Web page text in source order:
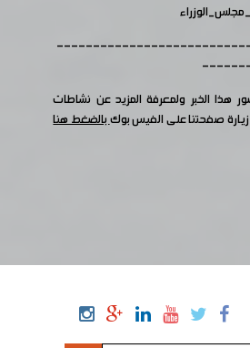
هذا الخبر ولمعرفة المزيد عن نشاطات
صفحتنا على الفيس بوكبالضغط هنا